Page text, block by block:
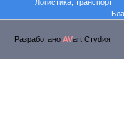
Логистика, транспорт
Разработано AVart.Стуdия